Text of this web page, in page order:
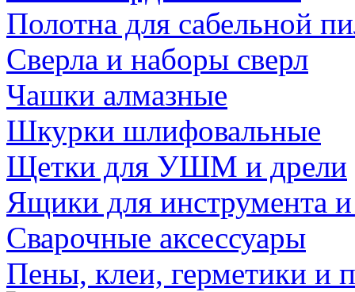
Полотна для сабельной
Сверла и наборы сверл
Чашки алмазные
Шкурки шлифовальные
Щетки для УШМ и дрели
Ящики для инструмента
Сварочные аксессуары
Пены, клеи, герметики и